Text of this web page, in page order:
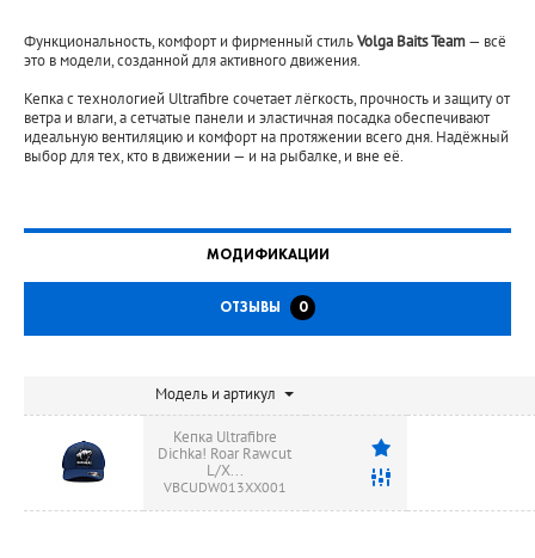
Функциональность, комфорт и фирменный стильVolga Baits Team— всё
это в модели, созданной для активного движения.
Кепка с технологией Ultrafibre сочетает лёгкость, прочность и защиту от
ветра и влаги, а сетчатые панели и эластичная посадка обеспечивают
идеальную вентиляцию и комфорт на протяжении всего дня. Надёжный
выбор для тех, кто в движении — и на рыбалке, и вне её.
МОДИФИКАЦИИ
ОТЗЫВЫ 0
Модель и артикул
Кепка Ultrafibre
Dichka! Roar Rawcut
L/X...
VBCUDW013XX001